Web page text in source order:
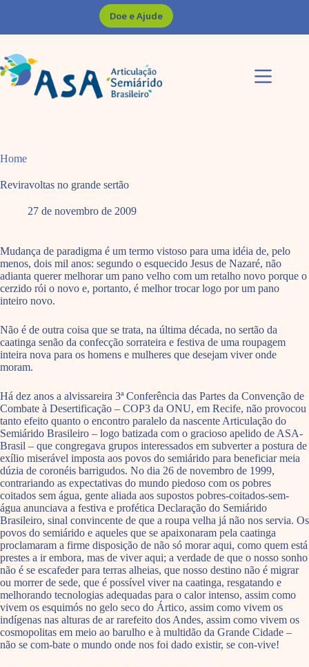
Doe e Ajude
Home
Reviravoltas no grande sertão
27 de novembro de 2009
Mudança de paradigma é um termo vistoso para uma idéia de, pelo
menos, dois mil anos: segundo o esquecido Jesus de Nazaré, não
adianta querer melhorar um pano velho com um retalho novo porque o
cerzido rói o novo e, portanto, é melhor trocar logo por um pano
inteiro novo.
Não é de outra coisa que se trata, na última década, no sertão da
caatinga senão da confecção sorrateira e festiva de uma roupagem
inteira nova para os homens e mulheres que desejam viver onde
moram.
Há dez anos a alvissareira 3ª Conferência das Partes da Convenção de
Combate à Desertificação – COP3 da ONU, em Recife, não provocou
tanto efeito quanto o encontro paralelo da nascente Articulação do
Semiárido Brasileiro – logo batizada com o gracioso apelido de ASA-
Brasil – que congregava grupos interessados em subverter a postura de
exílio miserável imposta aos povos do semiárido para beneficiar meia
dúzia de coronéis barrigudos. No dia 26 de novembro de 1999,
contrariando as expectativas do mundo piedoso com os pobres
coitados sem água, gente aliada aos supostos pobres-coitados-sem-
água anunciava a festiva e profética Declaração do Semiárido
Brasileiro, sinal convincente de que a roupa velha já não nos servia. Os
povos do semiárido e aqueles que se apaixonaram pela caatinga
proclamaram a firme disposição de não só morar aqui, como quem está
prestes a ir embora, mas de viver aqui; a verdade de que o nosso sonho
não é se escafeder para terras alheias, que nosso destino não é migrar
ou morrer de sede, que é possível viver na caatinga, resgatando e
melhorando tecnologias adequadas para o calor intenso, assim como
vivem os esquimós no gelo seco do Ártico, assim como vivem os
indígenas nas alturas de ar rarefeito dos Andes, assim como vivem os
cosmopolitas em meio ao barulho e à multidão da Grande Cidade –
não se com-bate o mundo onde nos foi dado existir, se con-vive!